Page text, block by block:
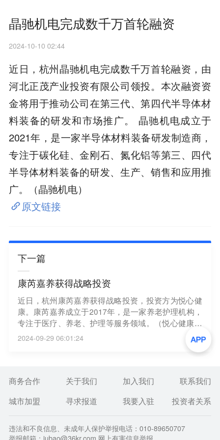
晶驰机电完成数千万首轮融资
2024-10-10 02:44
近日，杭州晶驰机电完成数千万首轮融资，由
河北正茂产业投资有限公司领投。本次融资资
金将用于推动公司在第三代、第四代半导体材
料装备的研发和市场推广。 晶驰机电成立于
2021年，是一家半导体材料装备研发制造商，
专注于碳化硅、金刚石、氮化铝等第三、四代
半导体材料装备的研发、生产、销售和应用推
广。（晶驰机电）
原文链接
下一篇
康芮嘉养获得战略投资
近日，杭州康芮嘉养获得战略投资，投资方为悦心健
康。康芮嘉养成立于2017年，是一家养老护理机构，
专注于医疗、养老、护理等服务领域。（悦心健康集
团）
2024-09-29 06:01:24
商务合作 关于我们 加入我们
联系我们
城市加盟
寻求报道 我要入驻 投资者关系
违法和不良信息、未成年人保护举报电话：010-89650707